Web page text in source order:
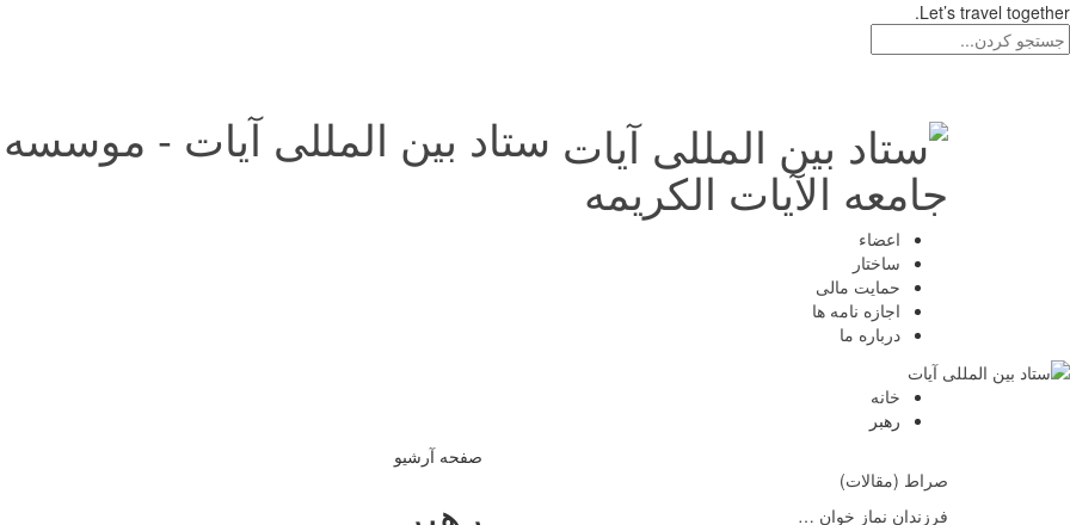
Let’s travel together.
ستاد بین المللی آیات -
جامعه الآیات الکریمه
اعضاء
ساختار
حمایت مالی
اجازه نامه ها
درباره ما
خانه
رهبر
صفحه آرشیو
صراط (مقالات)
فرزندان نماز خوان …